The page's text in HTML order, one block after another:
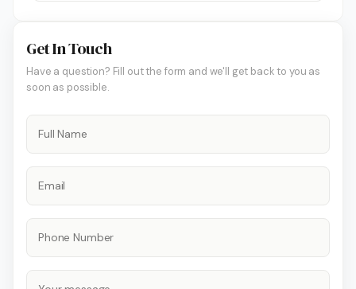
Get In Touch
Have a question? Fill out the form and we'll get back to you as
soon as possible.